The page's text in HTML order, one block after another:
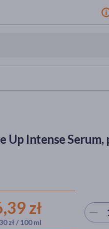
Up Intense
zł
zł / 100 ml